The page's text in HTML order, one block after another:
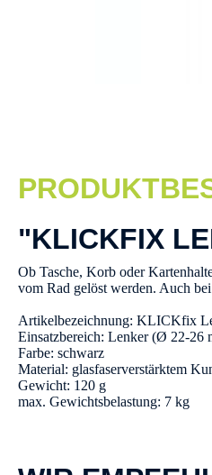
"KLICKFIX
Ob Tasche, Korb oder
vom Rad gelöst werden. Auch
Artikelbezeichnung: KLICKfix
Einsatzbereich: Lenker (Ø 22-26
Farbe: schwarz
Material: glasfaserverstärktem
Gewicht: 120 g
max. Gewichtsbelastung: 7 kg